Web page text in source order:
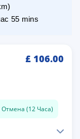
55 mins
£ 106.00
Отмена (12 Часа)